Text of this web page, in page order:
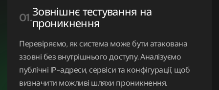
01.Зовнішнє тестування на
проникнення
Перевіряємо, як система може бути атакована
ззовні без внутрішнього доступу. Аналізуємо
публічні IP-адреси, сервіси та конфігурації, щоб
визначити можливі шляхи проникнення.
Пентест блокчейну
Тестування на проникнення в API
09.Тестування на проникнення в
AWS